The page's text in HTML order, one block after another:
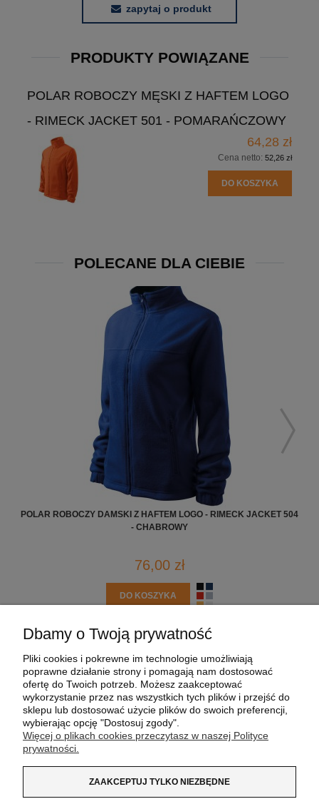
zapytaj o produkt
PRODUKTY POWIĄZANE
POLAR ROBOCZY MĘSKI Z HAFTEM LOGO
- RIMECK JACKET 501 - POMARAŃCZOWY
64,28 zł
Cena netto: 52,26 zł
DO KOSZYKA
POLECANE DLA CIEBIE
POLAR ROBOCZY DAMSKI Z HAFTEM LOGO - RIMECK JACKET 504
- CHABROWY
76,00 zł
DO KOSZYKA
MOJE KONTO
PŁATNOŚCI I DOSTAWA
O NAS
Dbamy o Twoją prywatność
Pliki cookies i pokrewne im technologie umożliwiają
poprawne działanie strony i pomagają nam dostosować
ofertę do Twoich potrzeb. Możesz zaakceptować
wykorzystanie przez nas wszystkich tych plików i przejść do
sklepu lub dostosować użycie plików do swoich preferencji,
wybierając opcję "Dostosuj zgody".
Więcej o plikach cookies przeczytasz w naszej Polityce
prywatności.
ZAAKCEPTUJ TYLKO NIEZBĘDNE